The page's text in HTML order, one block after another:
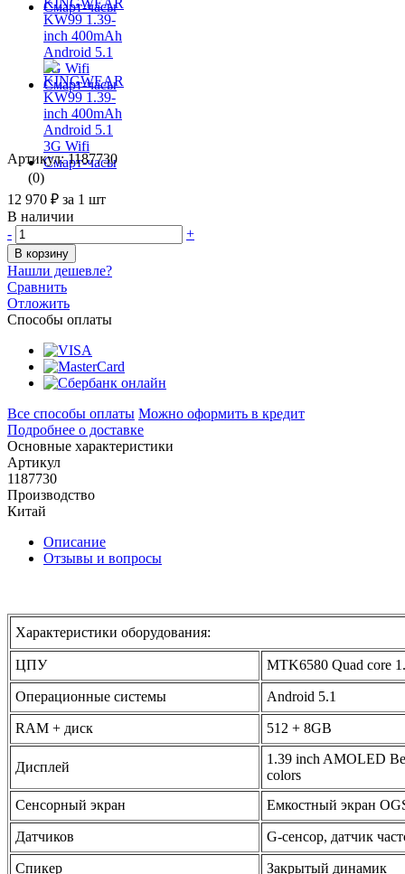
Артикул: 1187730
(0)
12 970 ₽ за 1 шт
В наличии
-
+
В корзину
Нашли дешевле?
Сравнить
Отложить
Способы оплаты
Все способы оплаты Можно оформить в кредит
Подробнее о доставке
Основные характеристики
Артикул
1187730
Производство
Китай
Описание
Отзывы и вопросы
Характеристики оборудования:
ЦПУ MTK6580 Quad core
Операционные системы Android 5.1
RAM + диск 512 + 8GB
Дисплей
1.39 inch AMOLED
colors
Сенсорный экран
Емкостный экран
Датчиков G-сенсор, датчик
Спикер Закрытый динамик